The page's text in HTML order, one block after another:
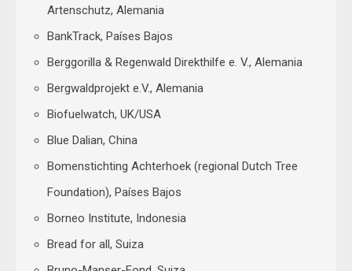
Artenschutz, Alemania
BankTrack, Países Bajos
Berggorilla & Regenwald Direkthilfe e. V., Alemania
Bergwaldprojekt e.V., Alemania
Biofuelwatch, UK/USA
Blue Dalian, China
Bomenstichting Achterhoek (regional Dutch Tree
Foundation), Países Bajos
Borneo Institute, Indonesia
Bread for all, Suiza